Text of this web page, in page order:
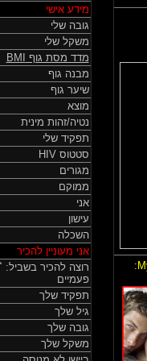
מידע אישי
גובה שלי
משקל שלי
מדד מסת גוף
BMI
מבנה גוף
שיער גוף
מוצא
נטיה/זהות מינית
תפקיד שלי
סטטוס HIV
מגורים
ממוקם
אני
עישון
השכלה
אני מעוניין להכיר
רוצה להכיר בשביל:
פעמיים
תפקיד שלך
גיל שלך
גובה שלך
משקל שלך